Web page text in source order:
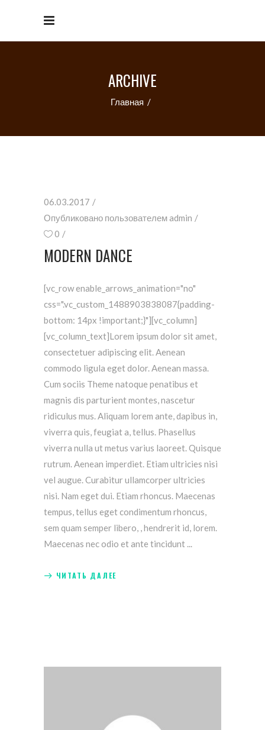
ARCHIVE
Главная /
06.03.2017
Опубликовано пользователемadmin
0
MODERN DANCE
[vc_row enable_arrows_animation="no"
css=".vc_custom_1488903838087{padding-
bottom: 14px !important;}"][vc_column]
[vc_column_text]Lorem ipsum dolor sit amet,
consectetuer adipiscing elit. Aenean
commodo ligula eget dolor. Aenean massa.
Cum sociis Theme natoque penatibus et
magnis dis parturient montes, nascetur
ridiculus mus. Aliquam lorem ante, dapibus in,
viverra quis, feugiat a, tellus. Phasellus
viverra nulla ut metus varius laoreet. Quisque
rutrum. Aenean imperdiet. Etiam ultricies nisi
vel augue. Curabitur ullamcorper ultricies
nisi. Nam eget dui. Etiam rhoncus. Maecenas
tempus, tellus eget condimentum rhoncus,
sem quam semper libero, , hendrerit id, lorem.
Maecenas nec odio et ante tincidunt
ЧИТАТЬ ДАЛЕЕ